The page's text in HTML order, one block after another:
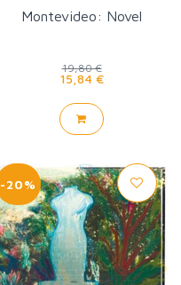
Montevideo: Novel
19,80 €
15,84 €
-20%